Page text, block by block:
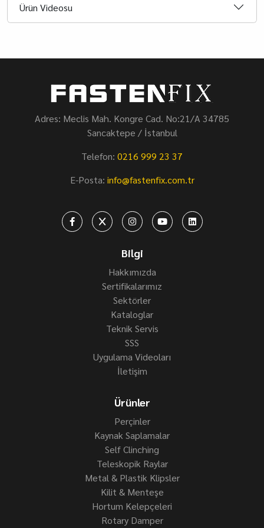
Ürün Videosu
Adres: Meclis Mah. Kongre Cad. No:21/A 34785
Sancaktepe / İstanbul
Telefon: 0216 999 23 37
E-Posta: info@fastenfix.com.tr
Bilgi
Hakkımızda
Sertifikalarımız
Sektörler
Kataloglar
Teknik Servis
SSS
Uygulama Videoları
İletişim
Ürünler
Perçinler
Kaynak Saplamalar
Self Clinching
Teleskopik Raylar
Metal & Plastik Klipsler
Kilit & Menteşe
Hortum Kelepçeleri
Rotary Damper